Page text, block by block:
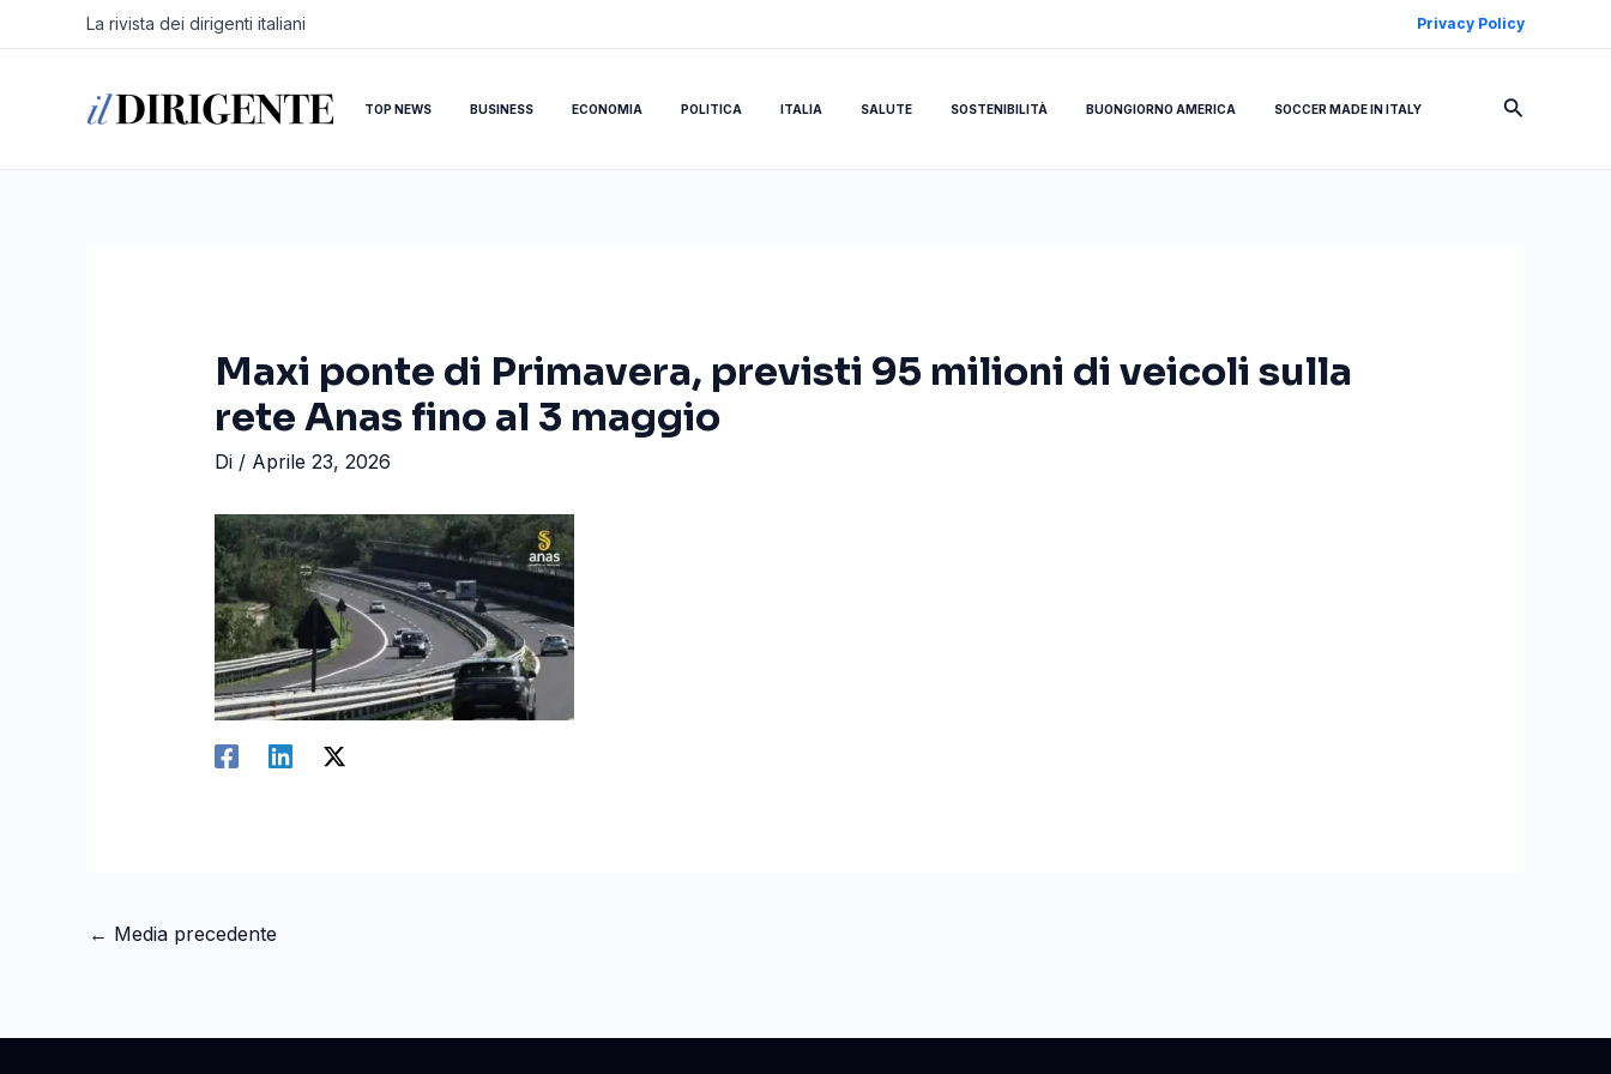
La rivista dei dirigenti italiani Privacy Policy
TOP NEWS BUSINESS ECONOMIA POLITICA ITALIA SALUTE SOSTENIBILITÀ BUONGIORNO AMERICA SOCCER MADE IN ITALY Cerca
Maxi ponte di Primavera, previsti 95 milioni di veicoli sulla
rete Anas fino al 3 maggio
Di / Aprile 23, 2026
Navigazione
← Media precedente